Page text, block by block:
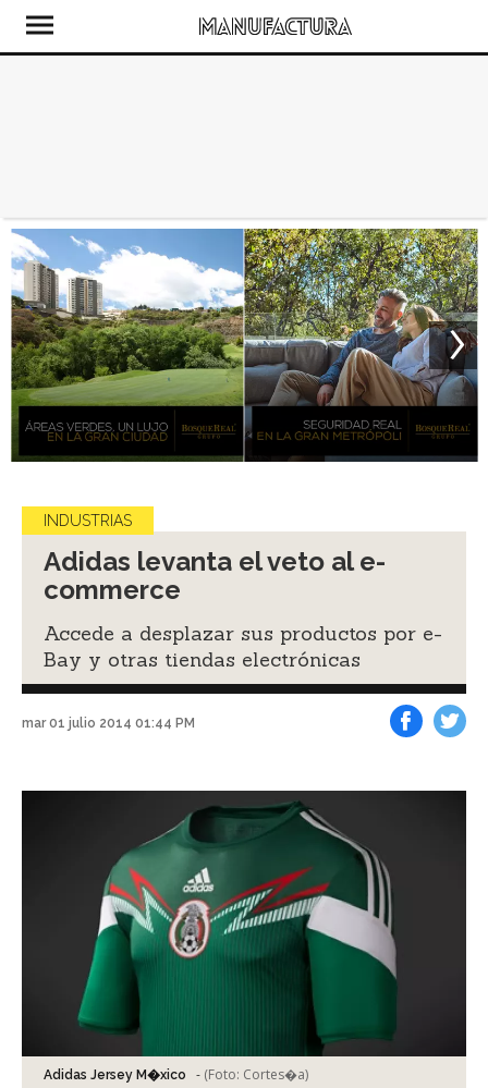
INDUSTRIAS
Adidas levanta el veto al e-
commerce
Accede a desplazar sus productos por e-
Bay y otras tiendas electrónicas
mar 01 julio 2014 01:44 PM
Adidas Jersey M�xico - (Foto: Cortes�a)